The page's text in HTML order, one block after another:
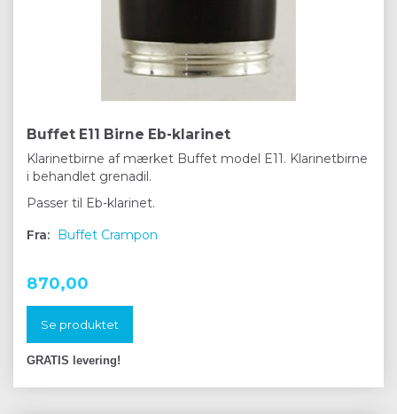
Buffet E11 Birne Eb-klarinet
Klarinetbirne af mærket Buffet model E11. Klarinetbirne
i behandlet grenadil.
Passer til Eb-klarinet.
Fra: Buffet Crampon
870,00
Se produktet
GRATIS levering!